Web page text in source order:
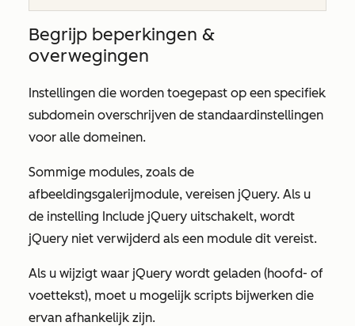
Begrijp beperkingen &
overwegingen
Instellingen die worden toegepast op een specifiek
subdomein overschrijven de standaardinstellingen
voor alle domeinen.
Sommige modules, zoals de
afbeeldingsgalerijmodule, vereisen jQuery. Als u
de instelling Include jQuery uitschakelt, wordt
jQuery niet verwijderd als een module dit vereist.
Als u wijzigt waar jQuery wordt geladen (hoofd- of
voettekst), moet u mogelijk scripts bijwerken die
ervan afhankelijk zijn.